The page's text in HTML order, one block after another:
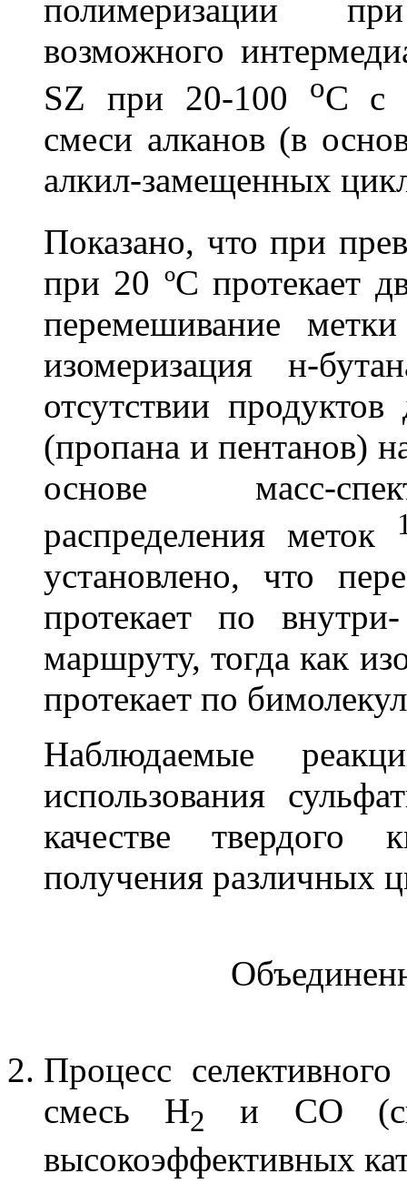
полимеризации
возможного
SZ при 20-100
оС с
смеси алканов (в
алкил-замещенных
Показано, что при
при 20 ºС протекает
перемешивание
изомеризация н-
отсутствии
(пропана и пентанов)
основе масс-
распределения меток
установлено, что
протекает по
маршруту, тогда как
протекает по
Наблюдаемые
использования
качестве твердого
получения различных
Процесс
смесь H2
и CO
высокоэффективных